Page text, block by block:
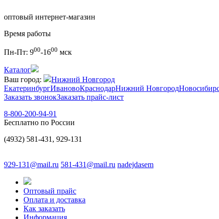
оптовый интернет-магазин
Время работы
Пн-Пт: 900-1600 мск
Каталог
Ваш город:
Нижний Новгород
ЕкатеринбургИвановоКраснодарНижний Новгород
Заказать звонокЗаказать прайс-лист
8-800-200-94-91
Бесплатно по России
(4932) 581-431, 929-131
929-131@mail.ru 581-431@mail.ru nadejdasem
Оптовый прайс
Оплата и доставка
Как заказать